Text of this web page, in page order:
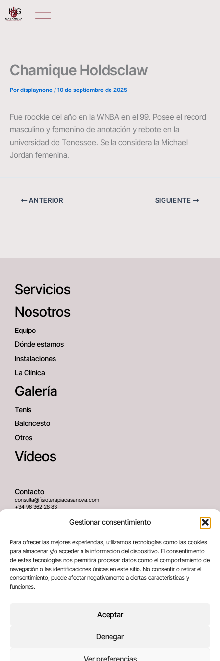
Gestionar consentimiento
Para ofrecer las mejores experiencias, utilizamos tecnologías como las cookies
para almacenar y/o acceder a la información del dispositivo. El consentimiento
de estas tecnologías nos permitirá procesar datos como el comportamiento de
navegación o las identificaciones únicas en este sitio. No consentir o retirar el
consentimiento, puede afectar negativamente a ciertas características y
funciones.
Aceptar
Denegar
Ver preferencias
contenido
ING
Chamique Holdsclaw
Pordisplaynone / 10 de septiembre de 2025
Fue roockie del año en la WNBA en el 99. Posee el record
masculino y femenino de anotación y rebote en la
universidad de Tenessee. Se la considera la Michael
Jordan femenina.
ANTERIOR SIGUIENTE
Servicios
Nosotros
Equipo
Dónde estamos
Instalaciones
La Clínica
Galería
Tenis
Baloncesto
Otros
Vídeos
Contacto
consulta@fisioterapiacasanova.com
+34 96 362 28 83
Dirección
C/ Greses Nº12 (Bajo) 46020
Valencia, España
Términos legales